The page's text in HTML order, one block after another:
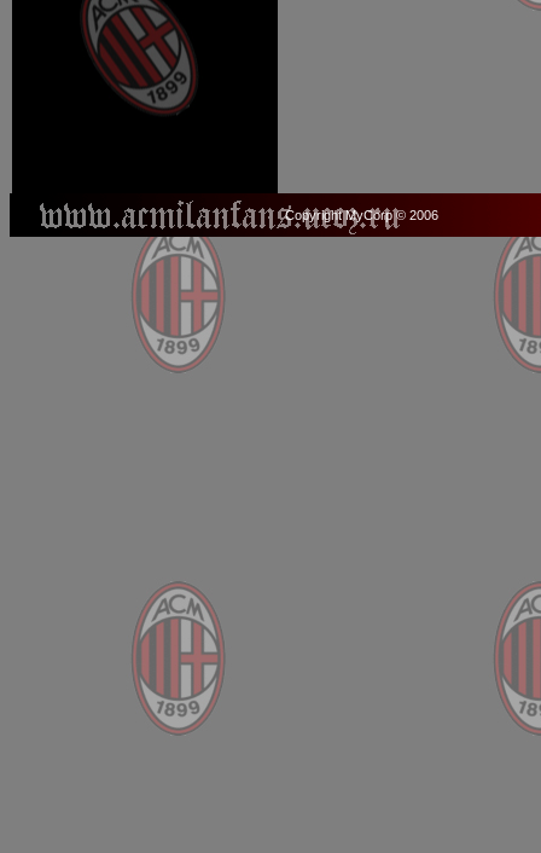
Copyright MyCorp © 2006